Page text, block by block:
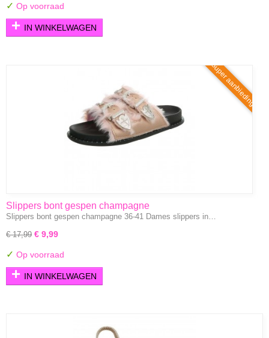
✓ Op voorraad
IN WINKELWAGEN
Super aanbieding
Slippers bont gespen champagne
Slippers bont gespen champagne 36-41 Dames slippers in…
€ 17,99 € 9,99
✓ Op voorraad
IN WINKELWAGEN